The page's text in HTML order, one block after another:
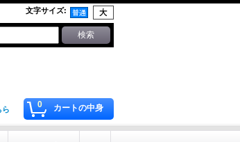
文字サイズ:
0 カートの中身
ら